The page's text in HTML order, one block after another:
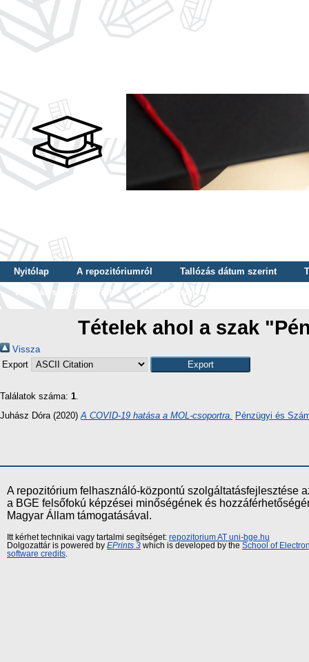
Nyitólap A repozitóriumról Tallózás dátum szerint
Tallózás szerző szerint
Tallózás nyelv szerint
Tételek ahol a szak
Vissza
Export
Találatok száma: 1.
Juhász Dóra (2020) A COVID-19 hatása a MOL-csoportra. Pénzügyi és
A repozitórium felhasználó-központú szolgáltatásfejlesztése
a BGE felsőfokú képzései minőségének és
Magyar Állam támogatásával.
Itt kérhet technikai vagy tartalmi segítséget: repozitorium AT uni-bge.hu
Dolgozattár is powered by EPrints 3 which is developed by the School of
software credits